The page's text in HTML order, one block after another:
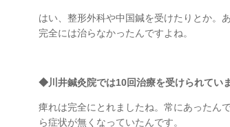
はい、整形外科や中国鍼を受けたりとか。
完全には治らなかったんですよね。
◆川井鍼灸院では10回治療を受けられてい
痺れは完全にとれましたね。常にあったん
ら症状が無くなっていたんです。